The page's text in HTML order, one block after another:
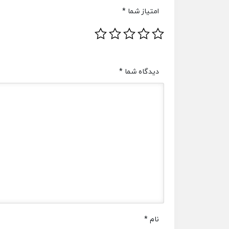
امتیاز شما *
دیدگاه شما *
نام*